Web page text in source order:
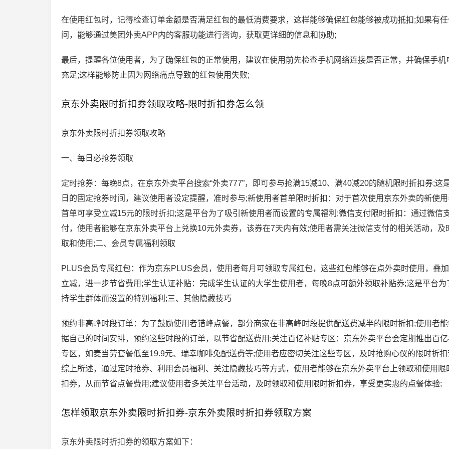
在使用红包时，记得检查订单金额是否满足红包的最低消费要求，这样能够确保红包能够被成功抵扣;如果有
问，能够通过美团外卖APP内的客服功能进行咨询，获取更详细的信息和协助;
最后，提醒各位使用者，为了确保红包的正常使用，建议在使用前先检查手机网络连接是否正常，并确保手机
充足;这样能够防止因为网络痛点导致的红包使用失败;
京东外卖限时折扣券领取攻略-限时折扣券怎么领
京东外卖限时折扣券领取攻略
一、每日必抢券领取
定时抢券：每晚8点，在京东外卖平台搜索“外卖777”，即可参与抢满15减10、满40减20的随机限时折扣券;这
日的固定抢券时间，建议使用者设定提醒，准时参与;新使用者首单限时折扣：对于首次使用京东外卖的新使用
首单可享受立减15元的限时折扣;这是平台为了吸引新使用者而设置的专属福利;微信支付限时折扣：通过微信
付，使用者能够在京东外卖平台上兑换10元外卖券，该券在7天内有效;使用者需关注微信支付的相关活动，及
取和使用;二、会员专属福利领取
PLUS会员专属红包：作为京东PLUS会员，使用者每月可领取专属红包，这些红包能够在点外卖时使用，叠
立减，进一步节省费用;学生认证补贴：完成学生认证的大学生使用者，每晚8点可额外领取补贴券;这是平台为
持学生群体而设置的特别福利;三、其他隐藏技巧
预约非高峰时段订单：为了鼓励使用者错峰点餐，部分商家在非高峰时段提供配送费减半的限时折扣;使用者
据自己的时间安排，预约这些时段的订单，以节省配送费用;关注百亿补贴专区：京东外卖平台会定期推出百
专区，如麦当劳套餐低至19.9元、瑞幸咖啡免配送费等;使用者应密切关注这些专区，及时抢购心仪的限时折扣
综上所述，通过定时抢券、利用会员福利、关注隐藏技巧等方式，使用者能够在京东外卖平台上领取和使用限
扣券，从而节省点餐费用;建议使用者多关注平台活动，及时领取和使用限时折扣券，享受更实惠的点餐体验;
怎样领取京东外卖限时折扣券-京东外卖限时折扣券领取方案
京东外卖限时折扣券的领取方案如下：